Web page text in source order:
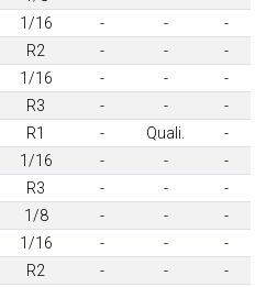
1/16 - -
-
R2 - -
-
1/16 - -
-
R3 - -
-
R1 - Quali.
-
1/16 - -
-
R3 - -
-
1/8 - -
-
1/16 - -
-
R2 - -
-